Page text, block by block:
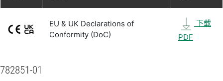
EU & UK Declarations of
Conformity (DoC)
下载
PDF
782851-01